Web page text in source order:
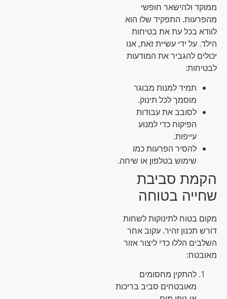
ממוקד ולהישאר חופשי
מהפרעות. התפקיד שלו הוא
לוודא בכל עת את בטיחות
הילד. על ידי עשיית זאת, אנו
יכולים להגביר את המודעות
לבטיחות:
תמיד למנות מבוגר
מוסמך לכל תינוק.
לסובב את עבודות
הפיקוח כדי למנוע
עייפות.
להסיר הפרעות כמו
שימוש בטלפון או שיחה.
הקמת סביבת
שחייה בטוחה
מקום בטוח לתינוקות לשחות
דורש תכנון זהיר. עקוב אחר
השלבים הללו כדי ליצור אזור
מאובטח:
להתקין מחסומים
מאובטחים סביב בריכות